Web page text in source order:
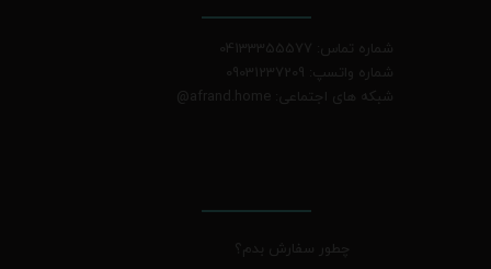
شماره تماس: 04133355577
شماره واتسپ: 09031237209
شبکه های اجتماعی: afrand.home
@
چطور سفارش بدم؟